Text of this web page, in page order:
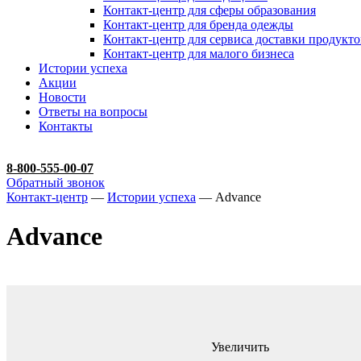
Контакт-центр для сферы образования
Контакт-центр для бренда одежды
Контакт-центр для сервиса доставки
Контакт-центр для малого бизнеса
Истории успеха
Акции
Новости
Ответы на вопросы
Контакты
8-800-555-00-07
Обратный звонок
Контакт-центр — Истории успеха — Advance
Advance
Увеличить